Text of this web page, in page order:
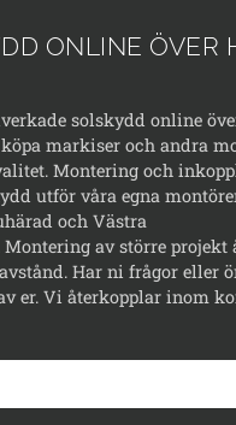
ONLINE ÖVER
solskydd online
markiser och andra
Montering och
utför våra egna
och Västra
Montering av större projekt
Har ni frågor eller
er. Vi återkopplar inom